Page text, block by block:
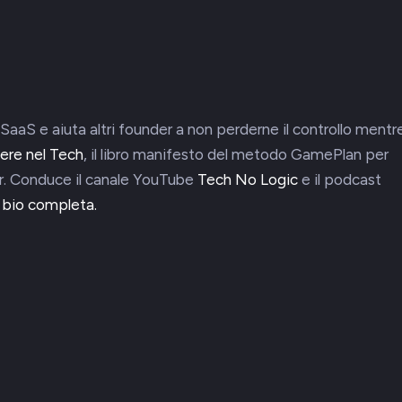
e aiuta altri founder a non perderne il controllo
nel Tech, il libro manifesto del metodo GamePlan per
Conduce il canale YouTube Tech No Logic e il podcast
bio completa.